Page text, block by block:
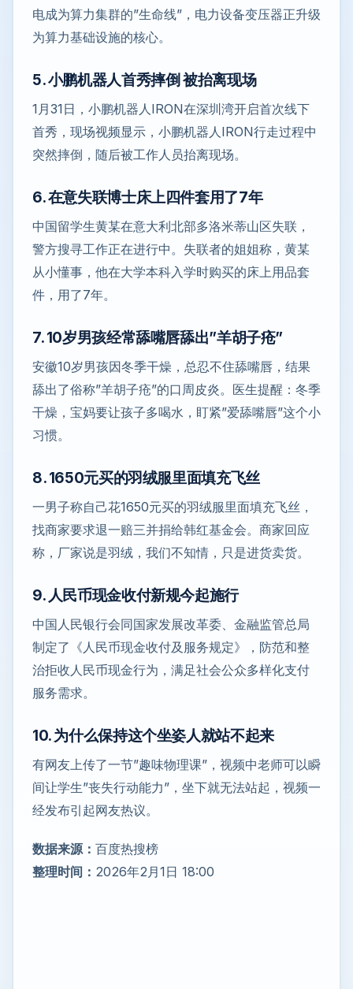
电成为算力集群的”生命线”，电力设备变压器正升级
为算力基础设施的核心。
5. 小鹏机器人首秀摔倒 被抬离现场
1月31日，小鹏机器人IRON在深圳湾开启首次线下
首秀，现场视频显示，小鹏机器人IRON行走过程中
突然摔倒，随后被工作人员抬离现场。
6. 在意失联博士床上四件套用了7年
中国留学生黄某在意大利北部多洛米蒂山区失联，
警方搜寻工作正在进行中。失联者的姐姐称，黄某
从小懂事，他在大学本科入学时购买的床上用品套
件，用了7年。
7. 10岁男孩经常舔嘴唇舔出”羊胡子疮”
安徽10岁男孩因冬季干燥，总忍不住舔嘴唇，结果
舔出了俗称”羊胡子疮”的口周皮炎。医生提醒：冬季
干燥，宝妈要让孩子多喝水，盯紧”爱舔嘴唇”这个小
习惯。
8. 1650元买的羽绒服里面填充飞丝
一男子称自己花1650元买的羽绒服里面填充飞丝，
找商家要求退一赔三并捐给韩红基金会。商家回应
称，厂家说是羽绒，我们不知情，只是进货卖货。
9. 人民币现金收付新规今起施行
中国人民银行会同国家发展改革委、金融监管总局
制定了《人民币现金收付及服务规定》，防范和整
治拒收人民币现金行为，满足社会公众多样化支付
服务需求。
10. 为什么保持这个坐姿人就站不起来
有网友上传了一节”趣味物理课”，视频中老师可以瞬
间让学生”丧失行动能力”，坐下就无法站起，视频一
经发布引起网友热议。
数据来源： 百度热搜榜
整理时间： 2026年2月1日 18:00